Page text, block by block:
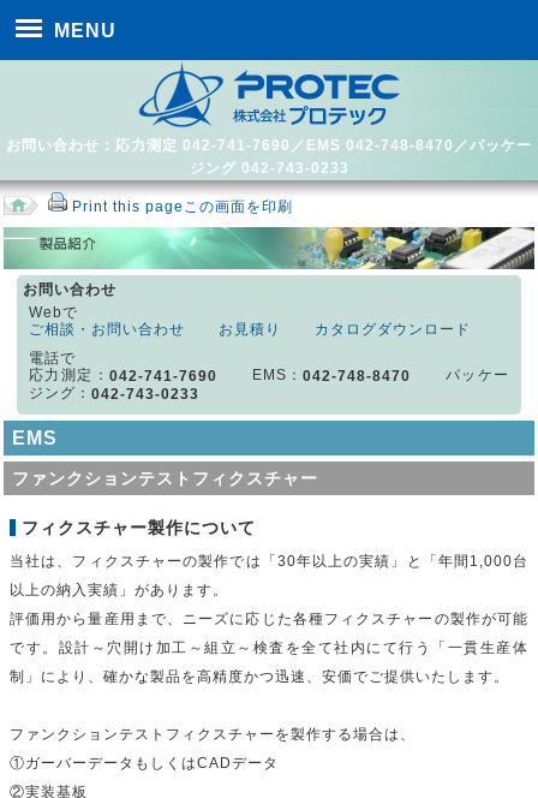
MENU
お問い合わせ：応力測定 042-741-7690／EMS 042-748-8470／パッケー
ジング 042-743-0233
Print this page この画面を印刷
お問い合わせ
Webで
ご相談・お問い合わせ
お見積り
カタログダウンロード
電話で
応力測定：042-741-7690 EMS：042-748-8470
パッケー
ジング：042-743-0233
EMS
ファンクションテストフィクスチャー
フィクスチャー製作について
当社は、フィクスチャーの製作では「30年以上の実績」と「年間1,000台
以上の納入実績」があります。
評価用から量産用まで、ニーズに応じた各種フィクスチャーの製作が可能
です。設計～穴開け加工～組立～検査を全て社内にて行う「一貫生産体
制」により、確かな製品を高精度かつ迅速、安価でご提供いたします。
ファンクションテストフィクスチャーを製作する場合は、
①ガーバーデータもしくはCADデータ
②実装基板